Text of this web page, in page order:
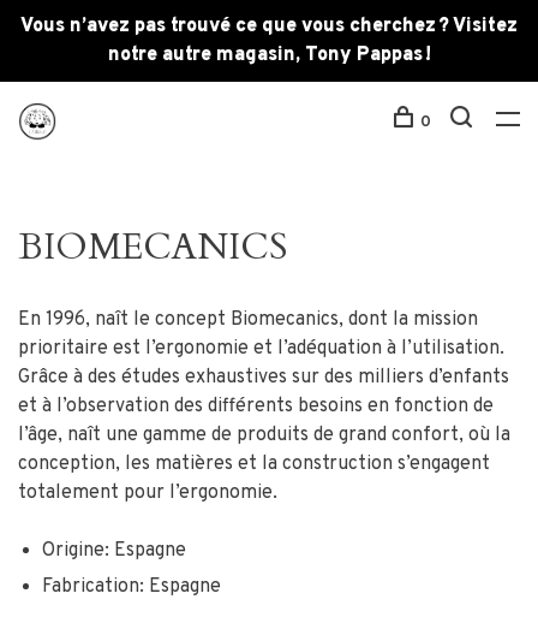
Vous n’avez pas trouvé ce que vous cherchez ? Visitez
notre autre magasin, Tony Pappas !
0
BIOMECANICS
En 1996, naît le concept Biomecanics, dont la mission
prioritaire est l’ergonomie et l’adéquation à l’utilisation.
Grâce à des études exhaustives sur des milliers d’enfants
et à l’observation des différents besoins en fonction de
l’âge, naît une gamme de produits de grand confort, où la
conception, les matières et la construction s’engagent
totalement pour l’ergonomie.
Origine: Espagne
Fabrication: Espagne